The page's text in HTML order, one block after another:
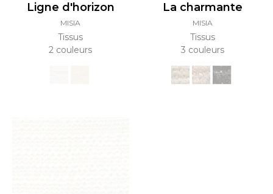
Ligne d'horizon
MISIA
Tissus
2 couleurs
La charmante
MISIA
Tissus
3 couleurs